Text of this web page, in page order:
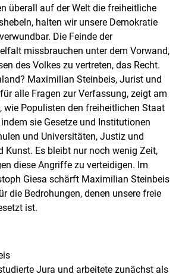
überall auf der Welt die freiheitliche
halten wir unsere Demokratie
Die Feinde der
missbrauchen unter dem Vorwand,
des Volkes zu vertreten, das Recht.
Maximilian Steinbeis, Jurist und
alle Fragen zur Verfassung, zeigt am
wie Populisten den freiheitlichen Staat
sie Gesetze und Institutionen
und Universitäten, Justiz und
Kunst. Es bleibt nur noch wenig Zeit,
diese Angriffe zu verteidigen. Im
Giesa schärft Maximilian Steinbeis
die Bedrohungen, denen unsere freie
ist.
Jura und arbeitete zunächst als